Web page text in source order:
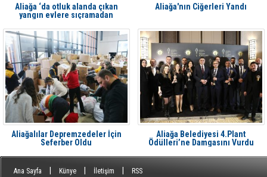
Aliağa ‘da otluk alanda çıkan
yangın evlere sıçramadan
Aliağa'nın Ciğerleri Yandı
Aliağalılar Depremzedeler İçin
Seferber Oldu
Aliağa Belediyesi 4.Plant
Ödülleri’ne Damgasını Vurdu
Ana Sayfa Künye İletişim RSS